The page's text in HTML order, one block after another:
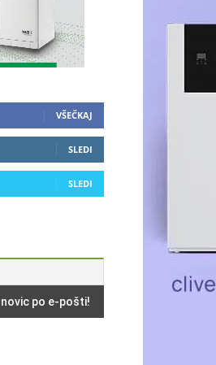
VŠEČKAJ
SLEDI
SLEDI